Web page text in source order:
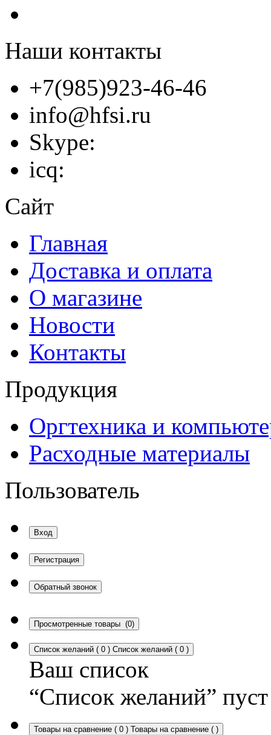
Наши контакты
+7(985)923-46-46
info@hfsi.ru
Skype:
icq:
Сайт
Главная
Доставка и оплата
О магазине
Новости
Контакты
Продукция
Оргтехника и
Расходные материалы
Пользователь
Вход
Регистрация
Обратный звонок
Просмотренные товары (0)
Список желаний ( 0 ) Список желаний ( 0 )
Ваш список
“Список желаний” пуст
Товары на сравнение ( 0 ) Товары на сравнение ( )